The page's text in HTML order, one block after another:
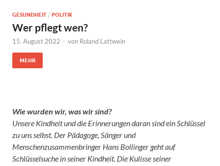
GESUNDHEIT / POLITIK
Wer pflegt wen?
15. August 2022 - von Roland Lattwein
MEHR
Wie wurden wir, was wir sind?
Unsere Kindheit und die Erinnerungen daran sind ein Schlüssel
zu uns selbst. Der Pädagoge, Sänger und
Menschenzusammenbringer Hans Bollinger geht auf
Schlüsselsuche in seiner Kindheit. Die Kulisse seiner